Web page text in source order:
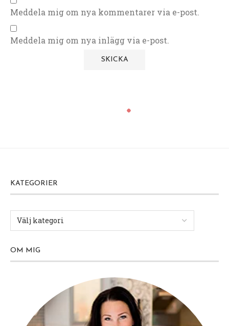
Meddela mig om nya kommentarer via e-post.
Meddela mig om nya inlägg via e-post.
KATEGORIER
OM MIG